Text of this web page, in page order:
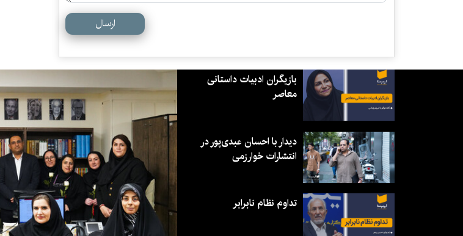
ارسال
بازیگران ادبیات داستانی
معاصر
دیدار با احسان عبدی‌پور در
انتشارات خوارزمی
تداوم نظام نابرابر